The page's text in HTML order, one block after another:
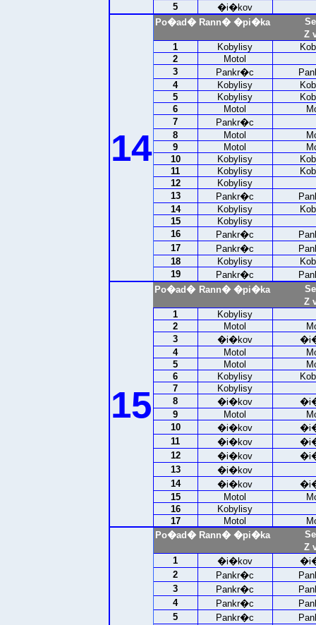
5
�i�kov
14
Po�ad� Rann� �pi�ka
Z
1
Kobylisy
2
Motol
3
Pankr�c
4
Kobylisy
5
Kobylisy
6
Motol
7
Pankr�c
8
Motol
9
Motol
10
Kobylisy
11
Kobylisy
12
Kobylisy
13
Pankr�c
14
Kobylisy
15
Kobylisy
16
Pankr�c
17
Pankr�c
18
Kobylisy
19
Pankr�c
15
Po�ad� Rann� �pi�ka
Z
1
Kobylisy
2
Motol
3
�i�kov
4
Motol
5
Motol
6
Kobylisy
7
Kobylisy
8
�i�kov
9
Motol
10
�i�kov
11
�i�kov
12
�i�kov
13
�i�kov
14
�i�kov
15
Motol
16
Kobylisy
17
Motol
Po�ad� Rann� �pi�ka
Z
1
�i�kov
2
Pankr�c
3
Pankr�c
4
Pankr�c
5
Pankr�c